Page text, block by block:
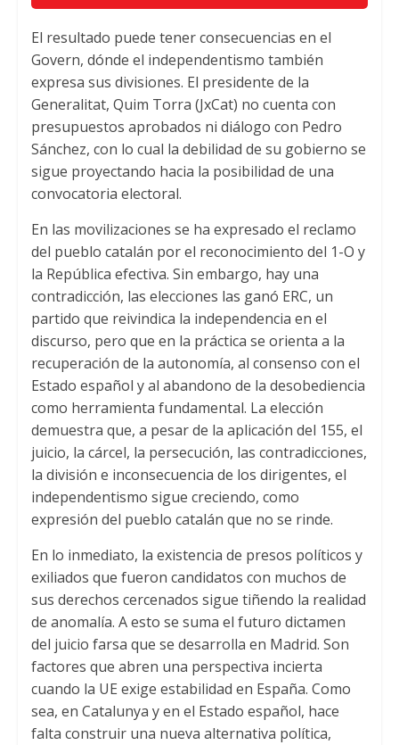
El resultado puede tener consecuencias en el
Govern, dónde el independentismo también
expresa sus divisiones. El presidente de la
Generalitat, Quim Torra (JxCat) no cuenta con
presupuestos aprobados ni diálogo con Pedro
Sánchez, con lo cual la debilidad de su gobierno se
sigue proyectando hacia la posibilidad de una
convocatoria electoral.
En las movilizaciones se ha expresado el reclamo
del pueblo catalán por el reconocimiento del 1-O y
la República efectiva. Sin embargo, hay una
contradicción, las elecciones las ganó ERC, un
partido que reivindica la independencia en el
discurso, pero que en la práctica se orienta a la
recuperación de la autonomía, al consenso con el
Estado español y al abandono de la desobediencia
como herramienta fundamental. La elección
demuestra que, a pesar de la aplicación del 155, el
juicio, la cárcel, la persecución, las contradicciones,
la división e inconsecuencia de los dirigentes, el
independentismo sigue creciendo, como
expresión del pueblo catalán que no se rinde.
En lo inmediato, la existencia de presos políticos y
exiliados que fueron candidatos con muchos de
sus derechos cercenados sigue tiñendo la realidad
de anomalía. A esto se suma el futuro dictamen
del juicio farsa que se desarrolla en Madrid. Son
factores que abren una perspectiva incierta
cuando la UE exige estabilidad en España. Como
sea, en Catalunya y en el Estado español, hace
falta construir una nueva alternativa política,